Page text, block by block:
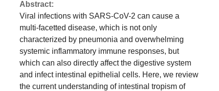
Abstract:
Viral infections with SARS-CoV-2 can cause a
multi-facetted disease, which is not only
characterized by pneumonia and overwhelming
systemic inflammatory immune responses, but
which can also directly affect the digestive system
and infect intestinal epithelial cells. Here, we review
the current understanding of intestinal tropism of